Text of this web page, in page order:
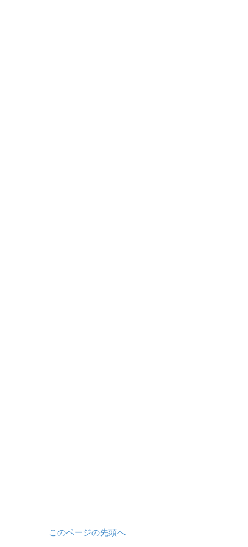
このページの先頭へ